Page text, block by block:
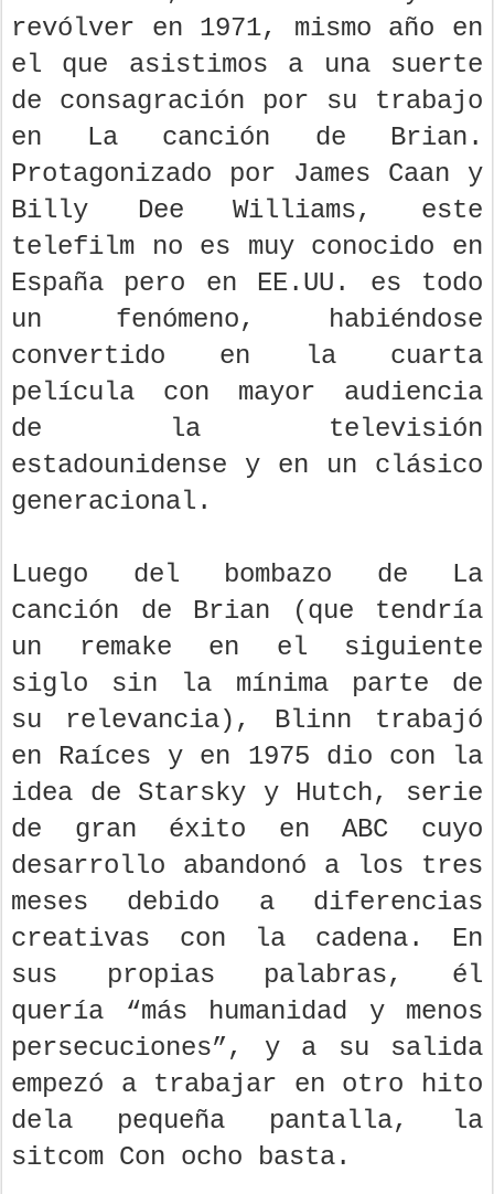
revólver en 1971, mismo año en
el que asistimos a una suerte
de consagración por su trabajo
en La canción de Brian.
Protagonizado por James Caan y
Billy Dee Williams, este
telefilm no es muy conocido en
España pero en EE.UU. es todo
un fenómeno, habiéndose
convertido en la cuarta
película con mayor audiencia
de la televisión
estadounidense y en un clásico
generacional.
Luego del bombazo de La
canción de Brian (que tendría
un remake en el siguiente
siglo sin la mínima parte de
su relevancia), Blinn trabajó
en Raíces y en 1975 dio con la
idea de Starsky y Hutch, serie
de gran éxito en ABC cuyo
desarrollo abandonó a los tres
meses debido a diferencias
creativas con la cadena. En
sus propias palabras, él
quería “más humanidad y menos
persecuciones”, y a su salida
empezó a trabajar en otro hito
dela pequeña pantalla, la
sitcom Con ocho basta.